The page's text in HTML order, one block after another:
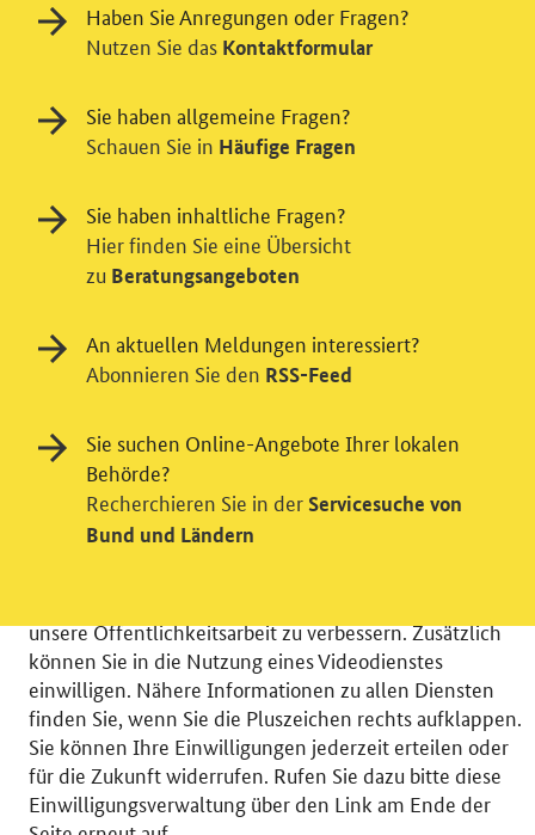
© 2026 Bundesministerium für Wirtschaft und Energie
RSS
Benutzerhinweise
Inhaltsverzeichnis
Impressum
Barrierefreiheit
Datenschutz
Einwilligung in Tracking und / oder
Videodienst
Wir bitten Sie an dieser Stelle um Ihre Einwilligung für
verschiedene Zusatzdienste unserer Webseite: Wir
unsere Öffentlichkeitsarbeit zu verbessern. Zusätzlich
können Sie in die Nutzung eines Videodienstes
einwilligen. Nähere Informationen zu allen Diensten
finden Sie, wenn Sie die Pluszeichen rechts aufklappen.
Sie können Ihre Einwilligungen jederzeit erteilen oder
für die Zukunft widerrufen. Rufen Sie dazu bitte diese
Einwilligungsverwaltung über den Link am Ende der
Haben Sie Anregungen oder Fragen?
Nutzen Sie das Kontaktformular
Sie haben allgemeine Fragen?
Schauen Sie in Häufige Fragen
Sie haben inhaltliche Fragen?
Hier finden Sie eine Übersicht
zu Beratungsangeboten
An aktuellen Meldungen interessiert?
Abonnieren Sie den RSS-Feed
Sie suchen Online-Angebote Ihrer lokalen
Behörde?
Recherchieren Sie in der Servicesuche von
Bund und Ländern